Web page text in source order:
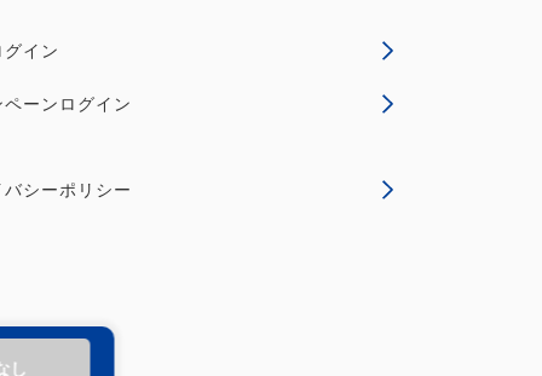
し
ングを是非お楽しみください！
内し、備え付けの寝具、ゲーム、おも
イン
ペーンログイン
バシーポリシー